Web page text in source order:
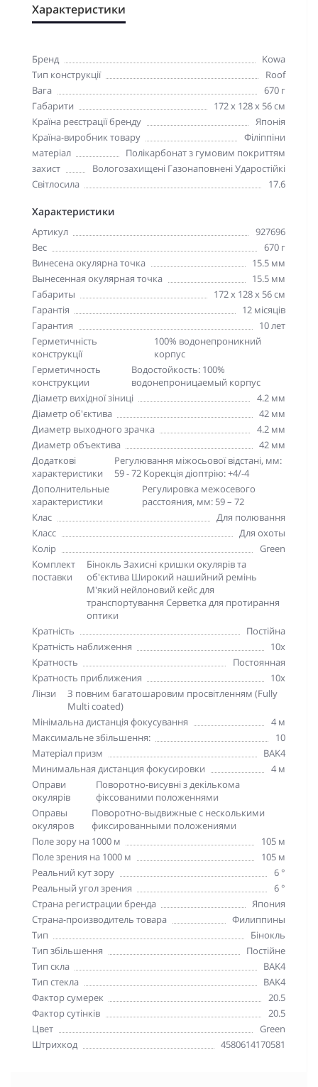
Характеристики
Бренд
Kowa
Тип конструкції
Roof
Вага
670 г
Габарити
172 x 128 x 56 см
Країна реєстрації бренду
Японія
Країна-виробник товару
Філіппіни
матеріал
Полікарбонат з гумовим покриттям
захист
Вологозахищені Газонаповнені Ударостійкі
Світлосила
17.6
Характеристики
Артикул
927696
Вес
670 г
Винесена окулярна точка
15.5 мм
Вынесенная окулярная точка
15.5 мм
Габариты
172 x 128 x 56 см
Гарантія
12 місяців
Гарантия
10 лет
Герметичність
конструкції
100% водонепроникний
корпус
Герметичность
конструкции
Водостойкость: 100%
водонепроницаемый корпус
Діаметр вихідної зіниці
4.2 мм
Діаметр об'єктива
42 мм
Диаметр выходного зрачка
4.2 мм
Диаметр объектива
42 мм
Додаткові
характеристики
Регулювання міжосьової відстані, мм:
59 - 72 Корекція діоптрію: +4/-4
Дополнительные
характеристики
Регулировка межосевого
расстояния, мм: 59 – 72
Клас
Для полювання
Класс
Для охоты
Колір
Green
Комплект
поставки
Бінокль Захисні кришки окулярів та
об'єктива Широкий нашийний ремінь
М'який нейлоновий кейс для
транспортування Серветка для протирання
оптики
Кратність
Постійна
Кратність наближення
10х
Кратность
Постоянная
Кратность приближения
10х
Лінзи
З повним багатошаровим просвітленням (Fully
Multi coated)
Мінімальна дистанція фокусування
4 м
Максимальне збільшення:
10
Матеріал призм
BAK4
Минимальная дистанция фокусировки
4 м
Оправи
окулярів
Поворотно-висувні з декількома
фіксованими положеннями
Оправы
окуляров
Поворотно-выдвижные с несколькими
фиксированными положениями
Поле зору на 1000 м
105 м
Поле зрения на 1000 м
105 м
Реальний кут зору
6 °
Реальный угол зрения
6 °
Страна регистрации бренда
Япония
Страна-производитель товара
Филиппины
Тип
Бінокль
Тип збільшення
Постійне
Тип скла
BAK4
Тип стекла
BAK4
Фактор сумерек
20.5
Фактор сутінків
20.5
Цвет
Green
Штрихкод
4580614170581